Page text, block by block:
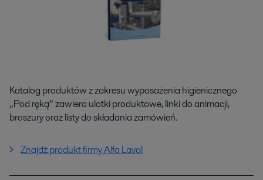
Katalog produktów z zakresu wyposażenia higienicznego
„Pod ręką” zawiera ulotki produktowe, linki do animacji,
broszury oraz listy do składania zamówień.
Znajdź produkt firmy Alfa Laval